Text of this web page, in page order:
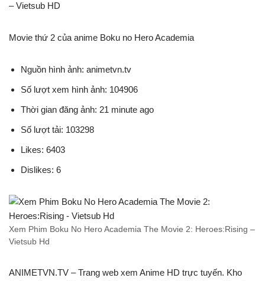
– Vietsub HD
Movie thứ 2 của anime Boku no Hero Academia
Nguồn hình ảnh: animetvn.tv
Số lượt xem hình ảnh: 104906
Thời gian đăng ảnh: 21 minute ago
Số lượt tải: 103298
Likes: 6403
Dislikes: 6
Xem Phim Boku No Hero Academia The Movie 2: Heroes:Rising –
Vietsub Hd
ANIMETVN.TV – Trang web xem Anime HD trực tuyến. Kho